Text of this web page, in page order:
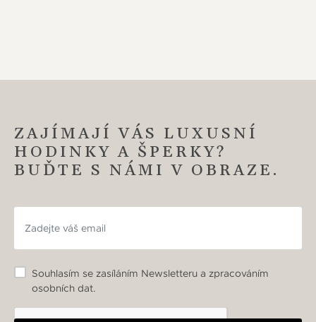
ZAJÍMAJÍ VÁS LUXUSNÍ
HODINKY A ŠPERKY?
BUĎTE S NÁMI V OBRAZE.
Souhlasím se zasíláním Newsletteru a zpracováním
osobních dat.